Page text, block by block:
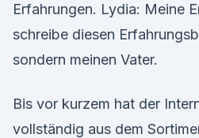
Erfahrungen. Lydia: Meine
schreibe diesen
sondern meinen Vater.
Bis vor kurzem hat der
vollständig aus dem